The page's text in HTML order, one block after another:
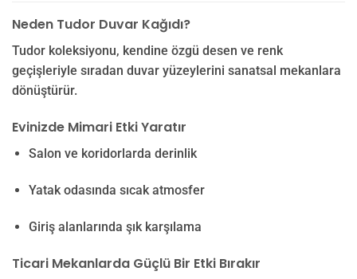
Neden Tudor Duvar Kağıdı?
Tudor koleksiyonu, kendine özgü desen ve renk
geçişleriyle sıradan duvar yüzeylerini sanatsal mekanlara
dönüştürür.
Evinizde Mimari Etki Yaratır
Salon ve koridorlarda derinlik
Yatak odasında sıcak atmosfer
Giriş alanlarında şık karşılama
Ticari Mekanlarda Güçlü Bir Etki Bırakır